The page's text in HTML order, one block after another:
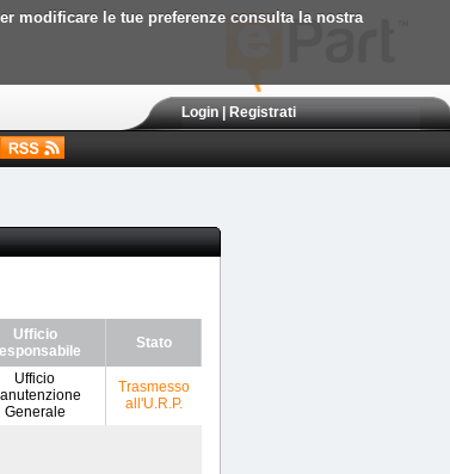
modificare le tue preferenze consulta la nostra
Login|Registrati
Ufficio
Stato
Ufficio
Generale
Trasmesso
all'U.R.P.